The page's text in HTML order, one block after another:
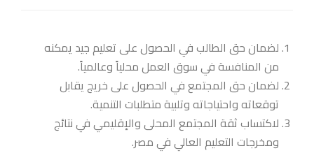
لضمان حق الطالب في الحصول على تعليم جيد يمكنه
من المنافسة في سوق العمل محلياً وعالمياً.
لضمان حق المجتمع في الحصول على خريج يقابل
توقعاته واحتياجاته وتلبية متطلبات التنمية.
لاكتساب ثقة المجتمع المحلى والإقليمي في نتائج
ومخرجات التعليم العالي في مصر.